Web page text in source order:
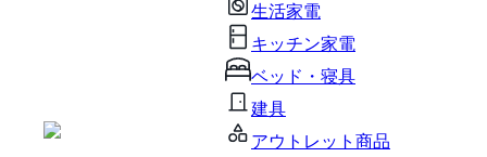
生活家電
キッチン家電
ベッド・寝具
建具
アウトレット商品